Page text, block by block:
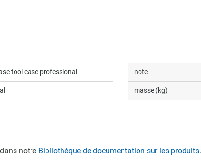
tool case professional note
masse (kg)
notre Bibliothèque de documentation sur les produits.